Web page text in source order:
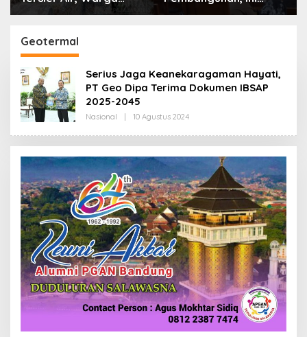
Desa Ciburuy Inginkan
Padalarang
Alasan Pemkot Cimahi
Geotermal
Serius Jaga Keanekaragaman Hayati,
PT Geo Dipa Terima Dokumen IBSAP
2025-2045
Nasional 10 Agustus 2024
E
H
R
A
K
S
I